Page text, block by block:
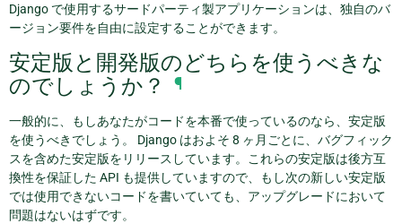
Django で使用するサードパーティ製アプリケーションは、独自のバ
ージョン要件を自由に設定することができます。
安定版と開発版のどちらを使うべきな
のでしょうか？
¶
一般的に、もしあなたがコードを本番で使っているのなら、安定版
を使うべきでしょう。 Django はおよそ 8 ヶ月ごとに、バグフィック
スを含めた安定版をリリースしています。これらの安定版は後方互
換性を保証した API も提供していますので、もし次の新しい安定版
では使用できないコードを書いていても、アップグレードにおいて
問題はないはずです。